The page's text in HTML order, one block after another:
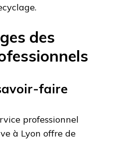
des
faire
professionnel
à Lyon offre de